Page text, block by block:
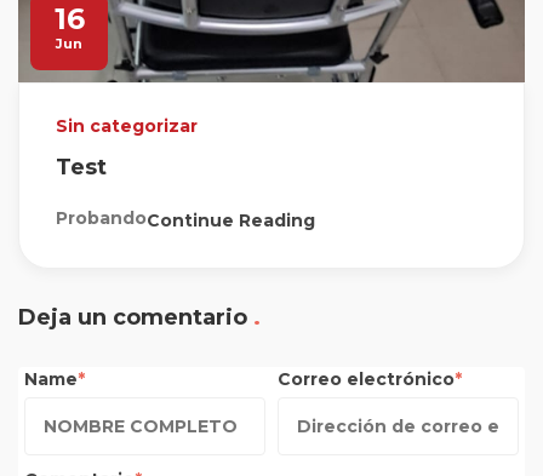
16
Jun
Sin categorizar
Test
ProbandoContinue Reading
Deja un comentario
Name Correo electrónico